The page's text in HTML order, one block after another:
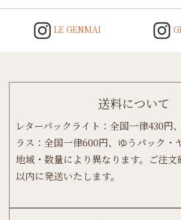
LE GENMAI
送料について
レターパックライト：全国一律430円
ラス：全国一律600円、ゆうパック・
地域・数量により異なります。ご注文
以内に発送いたします。